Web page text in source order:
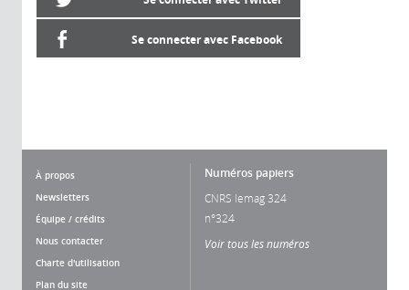
Se connecter avec Facebook
À propos
Newsletters
Équipe / crédits
Nous contacter
Charte d'utilisation
Plan du site
Numéros papiers
CNRS lemag 324
n°324
Voir tous les numéros